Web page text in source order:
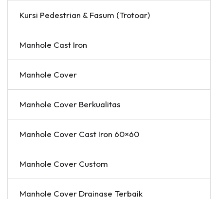
Kursi Pedestrian & Fasum (Trotoar)
Manhole Cast Iron
Manhole Cover
Manhole Cover Berkualitas
Manhole Cover Cast Iron 60×60
Manhole Cover Custom
Manhole Cover Drainase Terbaik